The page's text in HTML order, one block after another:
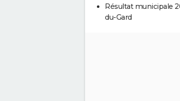
Résultat municipale
du-Gard